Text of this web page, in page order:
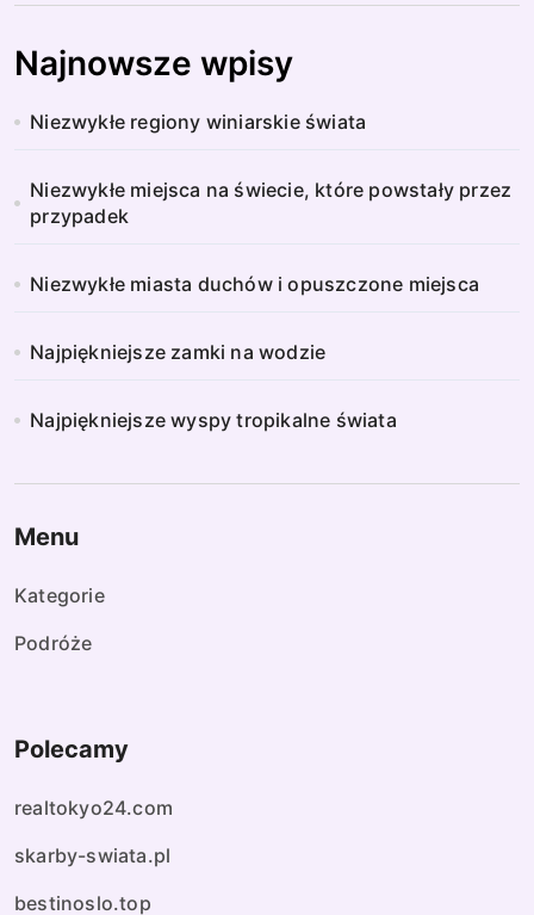
Najnowsze wpisy
Niezwykłe regiony winiarskie świata
Niezwykłe miejsca na świecie, które powstały przez
przypadek
Niezwykłe miasta duchów i opuszczone miejsca
Najpiękniejsze zamki na wodzie
Najpiękniejsze wyspy tropikalne świata
Menu
Kategorie
Podróże
Polecamy
realtokyo24.com
skarby-swiata.pl
bestinoslo.top